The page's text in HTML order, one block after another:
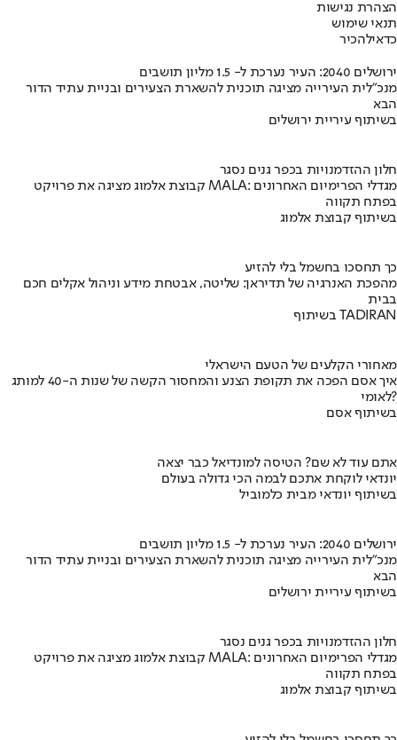
הצהרת נגישות
תנאי שימוש
כדאילהכיר
ירושלים 2040: העיר נערכת ל- 1.5 מליון תושבים
מנכ"לית העירייה מציגה תוכנית להשארת הצעירים ובניית עתיד הדור
הבא
בשיתוף עיריית ירושלים
חלון ההזדמנויות בכפר גנים נסגר
קבוצת אלמוג מציגה את פרויקט MALA: מגדלי הפרימיום האחרונים
בפתח תקווה
בשיתוף קבוצת אלמוג
כך תחסכו בחשמל בלי להזיע
מהפכת האנרגיה של תדיראן: שליטה, אבטחת מידע וניהול אקלים חכם
בבית
בשיתוף TADIRAN
מאחורי הקלעים של הטעם הישראלי
איך אסם הפכה את תקופת הצנע והמחסור הקשה של שנות ה-40 למותג
לאומי?
בשיתוף אסם
אתם עוד לא שם? הטיסה למונדיאל כבר יצאה
יונדאי לוקחת אתכם לבמה הכי גדולה בעולם
בשיתוף יונדאי מבית כלמוביל
ירושלים 2040: העיר נערכת ל- 1.5 מליון תושבים
מנכ"לית העירייה מציגה תוכנית להשארת הצעירים ובניית עתיד הדור
הבא
בשיתוף עיריית ירושלים
חלון ההזדמנויות בכפר גנים נסגר
קבוצת אלמוג מציגה את פרויקט MALA: מגדלי הפרימיום האחרונים
בפתח תקווה
בשיתוף קבוצת אלמוג